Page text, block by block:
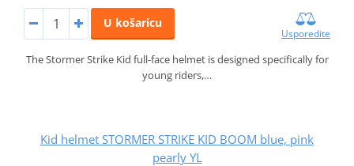
U košaricu
Usporedite
The Stormer Strike Kid full-face helmet is designed specifically for
young riders,…
Kid helmet STORMER STRIKE KID BOOM blue, pink
pearly YL